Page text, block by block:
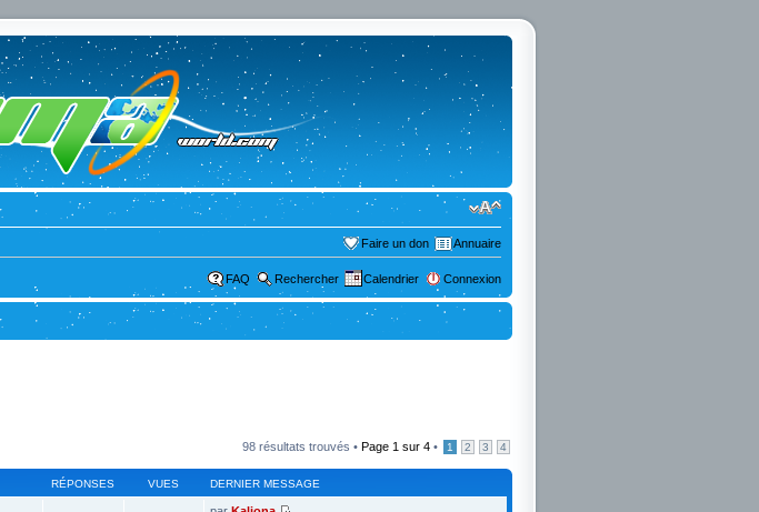
Faire un don Annuaire
FAQ Rechercher Calendrier Connexion
98 résultats trouvés • Page 1 sur 4 • 1 2 3 4
RÉPONSES VUES DERNIER MESSAGE